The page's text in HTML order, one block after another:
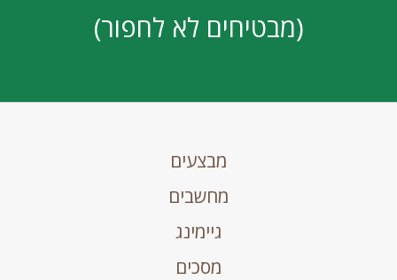
(מבטיחים לא לחפור)
מבצעים
מחשבים
גיימינג
מסכים